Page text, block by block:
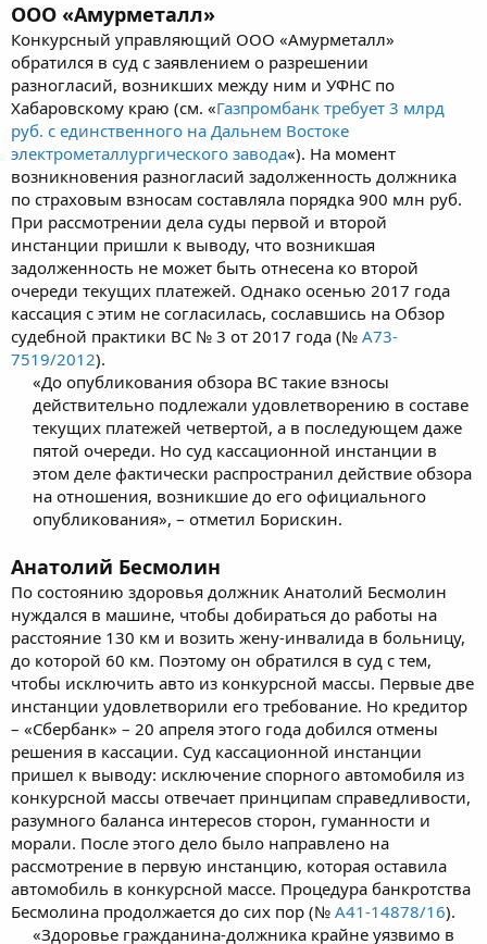
ООО «Амурметалл»
Конкурсный управляющий ООО «Амурметалл»
обратился в суд с заявлением о разрешении
разногласий, возникших между ним и УФНС по
Хабаровскому краю (см. «Газпромбанк требует 3 млрд
руб. с единственного на Дальнем Востоке
электрометаллургического завода«). На момент
возникновения разногласий задолженность должника
по страховым взносам составляла порядка 900 млн руб.
При рассмотрении дела суды первой и второй
инстанции пришли к выводу, что возникшая
задолженность не может быть отнесена ко второй
очереди текущих платежей. Однако осенью 2017 года
кассация с этим не согласилась, сославшись на Обзор
судебной практики ВС № 3 от 2017 года (№ А73-
7519/2012).
«До опубликования обзора ВС такие взносы
действительно подлежали удовлетворению в составе
текущих платежей четвертой, а в последующем даже
пятой очереди. Но суд кассационной инстанции в
этом деле фактически распространил действие обзора
на отношения, возникшие до его официального
опубликования», – отметил Борискин.​
Анатолий Бесмолин
По состоянию здоровья должник Анатолий Бесмолин
нуждался в машине, чтобы добираться до работы на
расстояние 130 км и возить жену-инвалида в больницу,
до которой 60 км. Поэтому он обратился в суд с тем,
чтобы исключить авто из конкурсной массы. Первые две
инстанции удовлетворили его требование. Но кредитор
– «Сбербанк» – 20 апреля этого года добился отмены
решения в кассации. Суд кассационной инстанции
пришел к выводу: исключение спорного автомобиля из
конкурсной массы отвечает принципам справедливости,
разумного баланса интересов сторон, гуманности и
морали. После этого дело было направлено на
рассмотрение в первую инстанцию, которая оставила
автомобиль в конкурсной массе. Процедура банкротства
Бесмолина продолжается до сих пор (№ А41-14878/16).
«Здоровье гражданина-должника крайне уязвимо в